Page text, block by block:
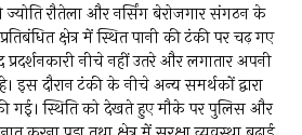
रौतेला और नर्सिंग बेरोजगार संगठन के
क्षेत्र में स्थित पानी की टंकी पर चढ़ गए
नीचे नहीं उतरे और लगातार अपनी
इस दौरान टंकी के नीचे अन्य समर्थकों द्वारा
गई। स्थिति को देखते हुए मौके पर पुलिस और